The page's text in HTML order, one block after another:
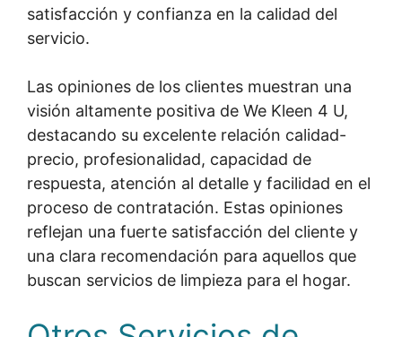
satisfacción y confianza en la calidad del
servicio.
Las opiniones de los clientes muestran una
visión altamente positiva de We Kleen 4 U,
destacando su excelente relación calidad-
precio, profesionalidad, capacidad de
respuesta, atención al detalle y facilidad en el
proceso de contratación. Estas opiniones
reflejan una fuerte satisfacción del cliente y
una clara recomendación para aquellos que
buscan servicios de limpieza para el hogar.